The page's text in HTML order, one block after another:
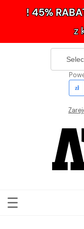
! 45%
z